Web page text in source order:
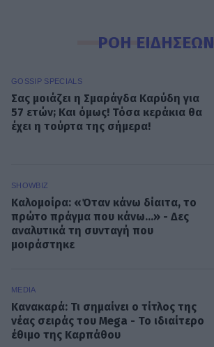
ΡΟΗ ΕΙΔΗΣΕΩΝ
GOSSIP SPECIALS
Σας μοιάζει η Σμαράγδα Καρύδη για
57 ετών; Και όμως! Τόσα κεράκια θα
έχει η τούρτα της σήμερα!
SHOWBIZ
Καλομοίρα: «Όταν κάνω δίαιτα, το
πρώτο πράγμα που κάνω...» - Δες
αναλυτικά τη συνταγή που
μοιράστηκε
MEDIA
Κανακαρά: Τι σημαίνει ο τίτλος της
νέας σειράς του Mega - Το ιδιαίτερο
έθιμο της Καρπάθου